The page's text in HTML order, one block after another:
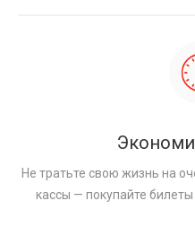
Не тратьте свою жизнь на
кассы — покупайте